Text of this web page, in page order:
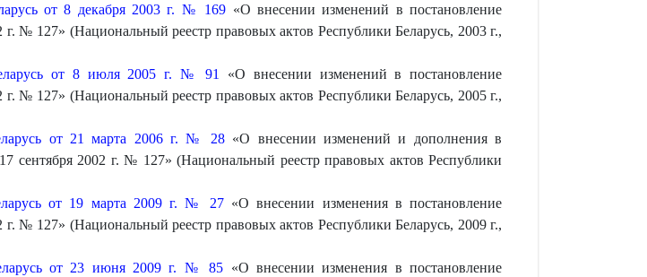
от 8 декабря 2003 г. № 169 «О внесении изменений в постановление
№ 127» (Национальный реестр правовых актов Республики Беларусь, 2003 г.,
от 8 июля 2005 г. № 91
«О внесении изменений в постановление
№ 127» (Национальный реестр правовых актов Республики Беларусь, 2005 г.,
от 21 марта 2006 г. № 28 «О внесении изменений и дополнения в
сентября 2002 г. № 127» (Национальный реестр правовых актов Республики
от 19 марта 2009 г. № 27«О внесении изменения в постановление
№ 127» (Национальный реестр правовых актов Республики Беларусь, 2009 г.,
от 23 июня 2009 г. № 85 «О внесении изменения в постановление